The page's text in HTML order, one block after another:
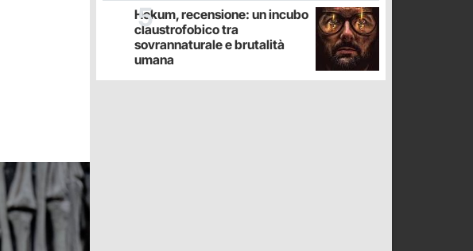
Hokum, recensione: un incubo
claustrofobico tra
sovrannaturale e brutalità
umana